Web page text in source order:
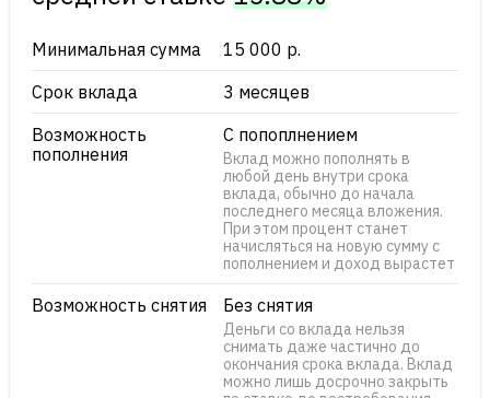
Минимальная сумма
15 000 р.
Срок вклада
3 месяцев
Возможность
пополнения
С попоплнением
Вклад можно пополнять в
любой день внутри срока
вклада, обычно до начала
последнего месяца вложения.
При этом процент станет
начисляться на новую сумму с
пополнением и доход вырастет
Возможность снятия Без снятия
Деньги со вклада нельзя
снимать даже частично до
окончания срока вклада. Вклад
можно лишь досрочно закрыть